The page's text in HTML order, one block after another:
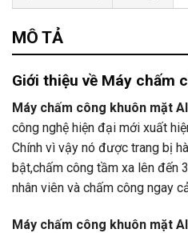
Tư vấn & bán hàng qua Facebook
MÔ TẢ
Giới thiệu về Máy chấm
Máy chấm công khuôn mặt
công nghệ hiện đại mới xuất
Chính vì vậy nó được trang bị
bật,chấm công tầm xa lên đến
nhân viên và chấm công ngay
Máy chấm công khuôn mặt